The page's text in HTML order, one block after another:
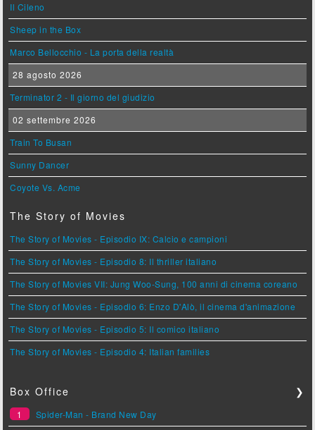
Il Cileno
Sheep in the Box
Marco Bellocchio - La porta della realtà
28 agosto 2026
Terminator 2 - Il giorno del giudizio
02 settembre 2026
Train To Busan
Sunny Dancer
Coyote Vs. Acme
The Story of Movies
The Story of Movies - Episodio IX: Calcio e campioni
The Story of Movies - Episodio 8: Il thriller italiano
The Story of Movies VII: Jung Woo-Sung, 100 anni di cinema coreano
The Story of Movies - Episodio 6: Enzo D'Alò, il cinema d'animazione
The Story of Movies - Episodio 5: Il comico italiano
The Story of Movies - Episodio 4: Italian families
Box Office ❯
1
Spider-Man - Brand New Day